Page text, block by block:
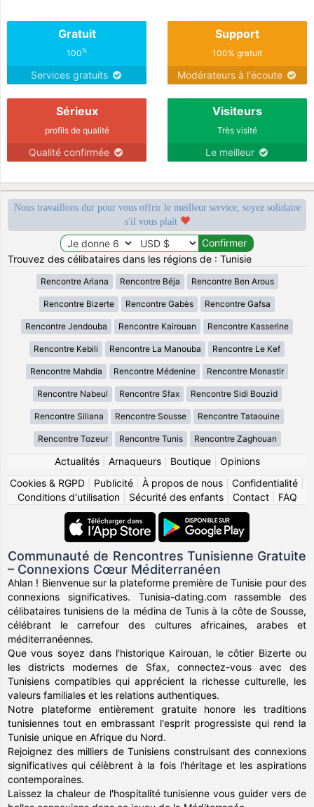
Gratuit
100%
Services gratuits
Support
100% gratuit
Modérateurs à l'écoute
Sérieux
profils de qualité
Qualité confirmée
Visiteurs
Très visité
Le meilleur
Nous travaillons dur pour vous offrir le meilleur service, soyez solidaire
s'il vous plaît
Trouvez des célibataires dans les régions de : Tunisie
Rencontre Ariana Rencontre Béja Rencontre Ben Arous
Rencontre Bizerte Rencontre Gabès Rencontre Gafsa
Rencontre Jendouba Rencontre Kairouan Rencontre Kasserine
Rencontre Kebili Rencontre La Manouba Rencontre Le Kef
Rencontre Mahdia Rencontre Médenine Rencontre Monastir
Rencontre Nabeul Rencontre Sfax Rencontre Sidi Bouzid
Rencontre Siliana Rencontre Sousse Rencontre Tataouine
Rencontre Tozeur Rencontre Tunis Rencontre Zaghouan
Actualités| Arnaqueurs| Boutique| Opinions
Cookies & RGPD
Publicité À propos de nous Confidentialité
Conditions d'utilisation| Sécurité des enfants| Contact| FAQ
Communauté de Rencontres Tunisienne Gratuite
– Connexions Cœur Méditerranéen
Ahlan ! Bienvenue sur la plateforme première de Tunisie pour des
connexions significatives. Tunisia-dating.com rassemble des
célibataires tunisiens de la médina de Tunis à la côte de Sousse,
célébrant le carrefour des cultures africaines, arabes et
méditerranéennes.
Que vous soyez dans l'historique Kairouan, le côtier Bizerte ou
les districts modernes de Sfax, connectez-vous avec des
Tunisiens compatibles qui apprécient la richesse culturelle, les
valeurs familiales et les relations authentiques.
Notre plateforme entièrement gratuite honore les traditions
tunisiennes tout en embrassant l'esprit progressiste qui rend la
Tunisie unique en Afrique du Nord.
Rejoignez des milliers de Tunisiens construisant des connexions
significatives qui célèbrent à la fois l'héritage et les aspirations
contemporaines.
Laissez la chaleur de l'hospitalité tunisienne vous guider vers de